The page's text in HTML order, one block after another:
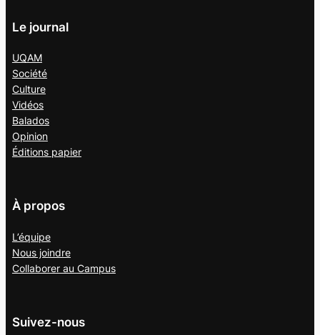
Le journal
UQAM
Société
Culture
Vidéos
Balados
Opinion
Éditions papier
À propos
L’équipe
Nous joindre
Collaborer au Campus
Suivez-nous